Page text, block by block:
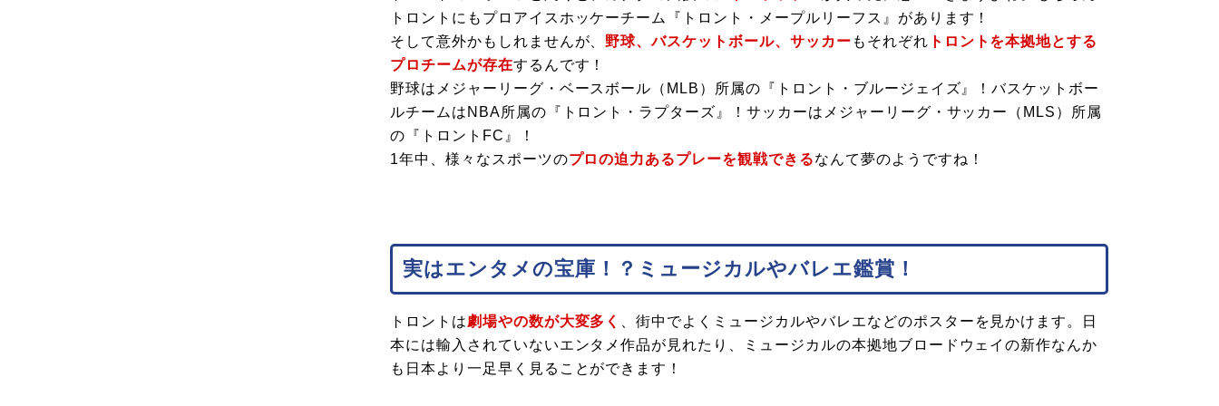
トロントにもプロアイスホッケーチーム『トロント・メープルリーフス』があります！
そして意外かもしれませんが、 野球、バスケットボール、サッカー もそれぞれ トロントを本拠地とする
プロチームが存在するんです！
野球はメジャーリーグ・ベースボール（MLB）所属の『トロント・ブルージェイズ』！バスケットボー
ルチームはNBA所属の『トロント・ラプターズ』！サッカーはメジャーリーグ・サッカー（MLS）所属
の『トロントFC』！
1年中、様々なスポーツのプロの迫力あるプレーを観戦できるなんて夢のようですね！
実はエンタメの宝庫！？ミュージカルやバレエ鑑賞！
トロントは劇場やの数が大変多く 、街中でよくミュージカルやバレエなどのポスターを見かけます。日
本には輸入されていないエンタメ作品が見れたり、ミュージカルの本拠地ブロードウェイの新作なんか
も日本より一足早く見ることができます！